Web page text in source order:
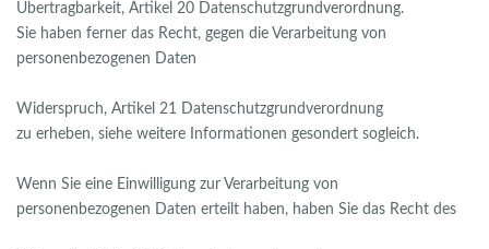
Übertragbarkeit, Artikel 20 Datenschutzgrundverordnung.
Sie haben ferner das Recht, gegen die Verarbeitung von
personenbezogenen Daten
Widerspruch, Artikel 21 Datenschutzgrundverordnung
zu erheben, siehe weitere Informationen gesondert sogleich.
Wenn Sie eine Einwilligung zur Verarbeitung von
personenbezogenen Daten erteilt haben, haben Sie das Recht des